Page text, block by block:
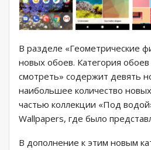
В разделе «Геометрические
новых обоев. Категория
смотреть» содержит девять
наибольшее количество
частью коллекции «Под
Wallpapers, где было
В дополнение к этим новым